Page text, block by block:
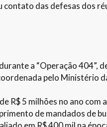
contato das defesas dos
a “Operação 404”,
pelo Ministério
R$ 5 milhões no ano com
de mandados de